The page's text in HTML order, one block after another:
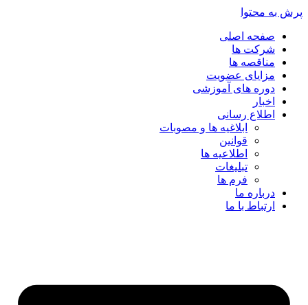
پرش به محتوا
صفحه اصلی
شرکت ها
مناقصه ها
مزایای عضویت
دوره های آموزشی
اخبار
اطلاع رسانی
ابلاغیه ها و مصوبات
قوانین
اطلاعیه ها
تبلیغات
فرم ها
درباره ما
ارتباط با ما